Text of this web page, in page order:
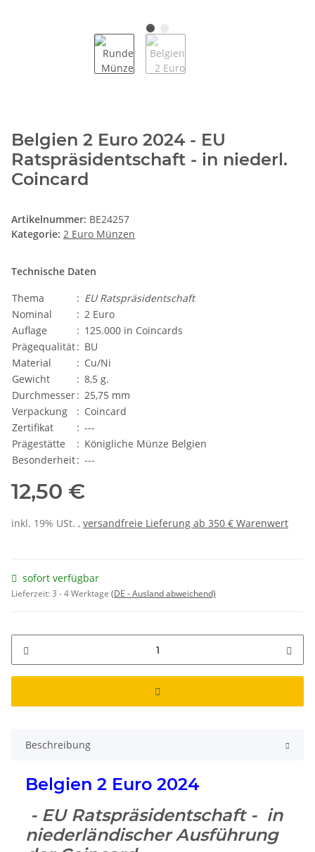
Belgien 2 Euro 2024 - EU
Ratspräsidentschaft - in niederl.
Coincard
Artikelnummer: BE24257
Kategorie: 2 Euro Münzen
Technische Daten
Thema
: EU Ratspräsidentschaft
Nominal
: 2 Euro
Auflage
: 125.000 in Coincards
Prägequalität: BU
Material
: Cu/Ni
Gewicht
: 8,5 g.
Durchmesser: 25,75 mm
Verpackung
: Coincard
Zertifikat
: ---
Prägestätte
: Königliche Münze Belgien
Besonderheit: ---
12,50 €
inkl. 19% USt. , versandfreie Lieferung ab 350 € Warenwert
sofort verfügbar
Lieferzeit:3 - 4 Werktage (DE - Ausland abweichend)
Beschreibung
Belgien 2 Euro 2024
- EU Ratspräsidentschaft - in
niederländischer Ausführung